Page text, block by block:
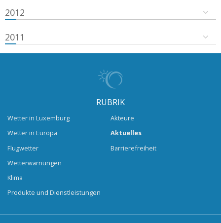
2012
2011
RUBRIK
Wetter in Luxemburg
Wetter in Europa
Flugwetter
Wetterwarnungen
Klima
Produkte und Dienstleistungen
Akteure
Aktuelles
Barrierefreiheit